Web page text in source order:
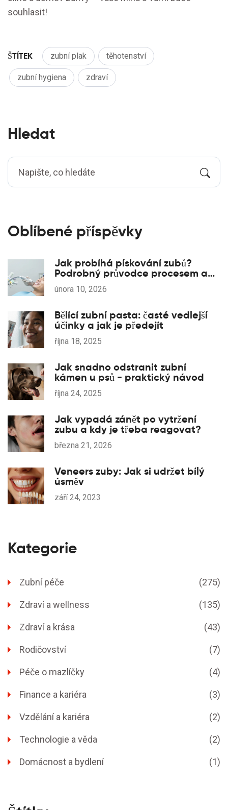
souhlasit!
ŠTÍTEK zubní plak těhotenství
zubní hygiena zdraví
Hledat
Oblíbené příspěvky
Jak probíhá pískování zubů?
Podrobný průvodce procesem a
jeho výhodami
února 10, 2026
Bělící zubní pasta: časté vedlejší
účinky a jak je předejít
října 18, 2025
Jak snadno odstranit zubní
kámen u psů - praktický návod
října 24, 2025
Jak vypadá zánět po vytržení
zubu a kdy je třeba reagovat?
března 21, 2026
Veneers zuby: Jak si udržet bílý
úsměv
září 24, 2023
Kategorie
Zubní péče (275)
Zdraví a wellness (135)
Zdraví a krása (43)
Rodičovství (7)
Péče o mazlíčky (4)
Finance a kariéra (3)
Vzdělání a kariéra (2)
Technologie a věda (2)
Domácnost a bydlení (1)